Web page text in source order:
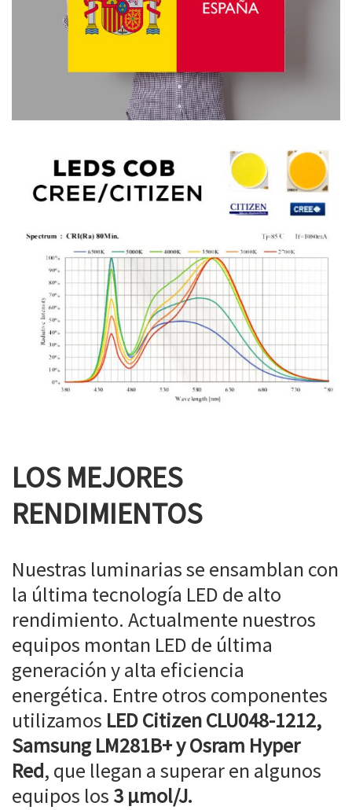
LOS MEJORES
RENDIMIENTOS
Nuestras luminarias se ensamblan con
la última tecnología LED de alto
rendimiento. Actualmente nuestros
equipos montan LED de última
generación y alta eficiencia
energética. Entre otros componentes
utilizamos LED Citizen CLU048-1212,
Samsung LM281B+ y Osram Hyper
Red, que llegan a superar en algunos
equipos los 3 µmol/J.